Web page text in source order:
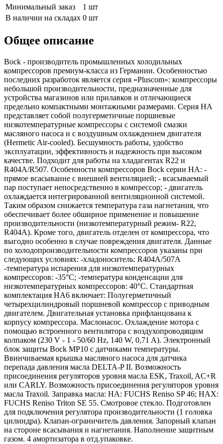
Минимальный заказ
1 шт
В наличии на складах 0 шт
Общее описание
Bock - производитель промышленных холодильных
компрессоров премиум-класса из Германии. Особенностью
последних разработок является серия «Pluscom»: компрессоры
небольшой производительности, предназначенные для
устройства магазинов или прилавков и отличающиеся
предельно компактными монтажными размерами. Серия HA
представляет собой полугерметичные поршневые
низкотемпературные компрессоры с системой смазки
масляного насоса и с воздушным охлаждением двигателя
(Hermetic Air-cooled). Бесшумность работы, удобство
эксплуатации, эффективность и надежность при высоком
качестве. Подходит для работы на хладагентах R22 и
R404A/R507. Особенности компрессоров Bock серии НА: -
прямое всасывание с внешней вентиляцией; - всасываемый
пар поступает непосредственно в компрессор; - двигатель
охлаждается интегрированной вентиляционной системой.
Таким образом снижается температура газа нагнетания, что
обеспечивает более обширное применение и повышение
производительности (низкотемпературный режим- R22,
R404A). Кроме того, двигатель отделен от компрессора, что
выгодно особенно в случае повреждения двигателя. Данные
по холодопроизводительности компрессоров указаны при
следующих условиях: -хладоноситель: R404A/507A
-температура испарения для низкотемпературных
компрессоров: -35°C; -температура конденсации для
низкотемпературных компрессоров: 40°C. Стандартная
комплектация HA6 включает: Полугерметичный
четырехцилиндровый поршневой компрессор с приводным
двигателем. Двигательная установка прифланцована к
корпусу компрессора. Маслонасос. Охлаждение мотора с
помощью встроенного вентилятора с воздухопроводящим
колпаком (230 V - 1 - 50/60 Hz, 140 W, 0,71 A). Электронный
блок защиты Bock MP10 с датчиками температуры.
Ввинчиваемая крышка масляного насоса для датчика
перепада давления масла DELTA-P II. Возможность
присоединения регуляторов уровня масла ESK, Traxoil, AC+R
или CARLY. Возможность присоединения регуляторов уровня
масла Traxoil. Заправка масла: HA: FUCHS Reniso SP 46; HAX:
FUCHS Reniso Triton SE 55. Смотровое стекло. Подготовлен
для подключения регулятора производительности (1 головка
цилиндра). Клапан-ограничитель давления. Запорный клапан
на стороне всасывания и нагнетания. Наполнение защитным
газом. 4 амортизатора в отд.упаковке.